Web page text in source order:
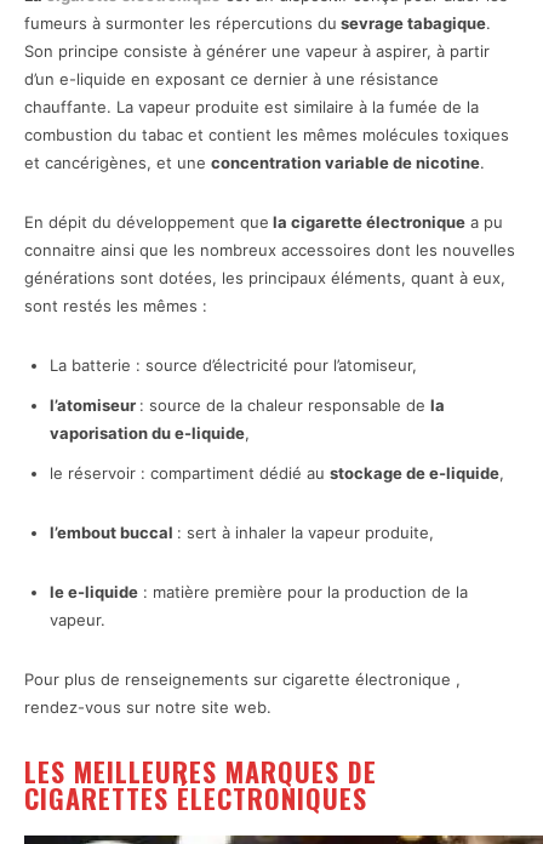
fumeurs à surmonter les répercutions du sevrage tabagique.
Son principe consiste à générer une vapeur à aspirer, à partir
d’un e-liquide en exposant ce dernier à une résistance
chauffante. La vapeur produite est similaire à la fumée de la
combustion du tabac et contient les mêmes molécules toxiques
et cancérigènes, et une concentration variable de nicotine.
En dépit du développement que la cigarette électronique a pu
connaitre ainsi que les nombreux accessoires dont les nouvelles
générations sont dotées, les principaux éléments, quant à eux,
sont restés les mêmes :
La batterie : source d’électricité pour l’atomiseur,
l’atomiseur : source de la chaleur responsable de la
vaporisation du e-liquide,
le réservoir : compartiment dédié au stockage de e-liquide,
l’embout buccal : sert à inhaler la vapeur produite,
le e-liquide : matière première pour la production de la
vapeur.
Pour plus de renseignements sur cigarette électronique ,
rendez-vous sur notre site web.
LES MEILLEURES MARQUES DE
CIGARETTES ÉLECTRONIQUES